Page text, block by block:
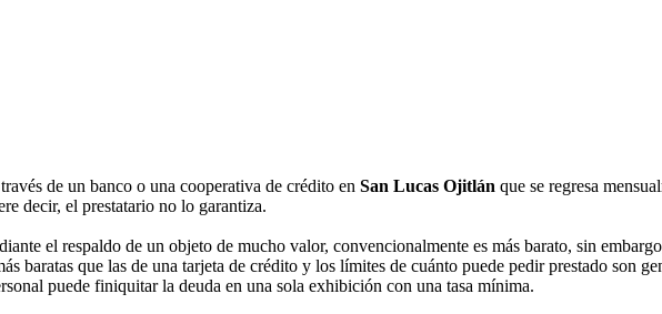
de un banco o una cooperativa de crédito en San Lucas Ojitlán que se regresa
decir, el prestatario no lo garantiza.
el respaldo de un objeto de mucho valor, convencionalmente es más barato, sin
baratas que las de una tarjeta de crédito y los límites de cuánto puede pedir prestado son
puede finiquitar la deuda en una sola exhibición con una tasa mínima.